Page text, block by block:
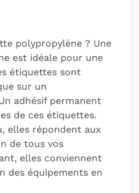
polypropylène ? Une
est idéale pour une
étiquettes sont
sur un
adhésif permanent
de ces étiquettes.
elles répondent aux
de tous vos
elles conviennent
des équipements en